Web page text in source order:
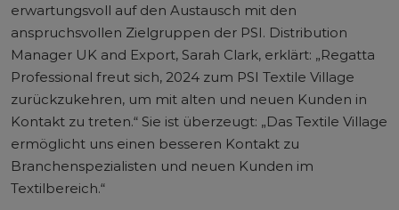
erwartungsvoll auf den Austausch mit den
anspruchsvollen Zielgruppen der PSI. Distribution
Manager UK and Export, Sarah Clark, erklärt: „Regatta
Professional freut sich, 2024 zum PSI Textile Village
zurückzukehren, um mit alten und neuen Kunden in
Kontakt zu treten.“ Sie ist überzeugt: „Das Textile Village
ermöglicht uns einen besseren Kontakt zu
Branchenspezialisten und neuen Kunden im
Textilbereich.“